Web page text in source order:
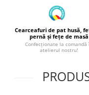
Cearceafuri de pat husă,
pernă și fețe de masă
Confecționate la comandă
atelierul nostru!